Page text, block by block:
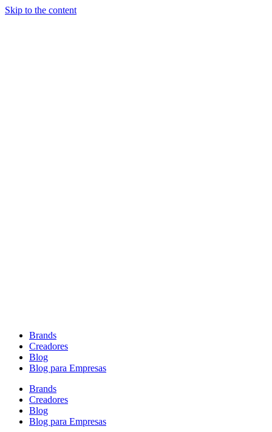
Skip to the content
Brands
Creadores
Blog
Blog para Empresas
Brands
Creadores
Blog
Blog para Empresas